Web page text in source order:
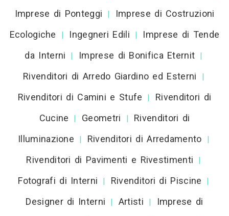
Imprese di Ponteggi |
Imprese di Costruzioni
Ecologiche
| Ingegneri Edili |
Imprese di Tende
da Interni
| Imprese di Bonifica Eternit |
Rivenditori di Arredo Giardino ed Esterni |
Rivenditori di Camini e Stufe |
Rivenditori di
Cucine
| Geometri |
Rivenditori di
Illuminazione
| Rivenditori di Arredamento |
Rivenditori di Pavimenti e Rivestimenti |
Fotografi di Interni | Rivenditori di Piscine |
Designer di Interni | Artisti |
Imprese di